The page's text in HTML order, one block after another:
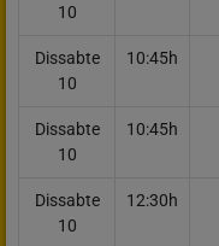
10
Dissabte
10
10:45h
Dissabte
10
10:45h
Dissabte
10
12:30h